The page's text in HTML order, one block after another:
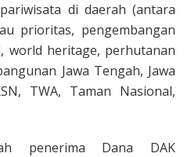
di daerah (antara
prioritas, pengembangan
world heritage, perhutanan
Jawa Tengah, Jawa
TWA, Taman Nasional,
penerima Dana DAK